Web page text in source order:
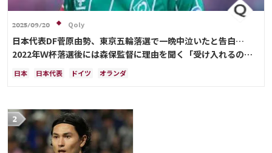
2025/09/20 Qoly
日本代表DF菅原由勢、東京五輪落選で一晩中泣いたと告白…
2022年Ｗ杯落選後には森保監督に理由を聞く「受け入れるのは
難しかった」
日本 日本代表 ドイツ オランダ